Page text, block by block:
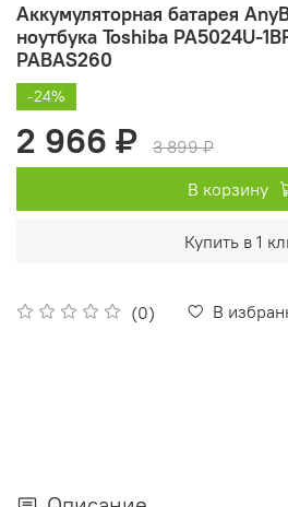
Аккумуляторная батарея
ноутбука Toshiba PA5024U-
PABAS260
(0) В
-24%
2 966 ₽
3 899 ₽
В корзину
Купить в 1